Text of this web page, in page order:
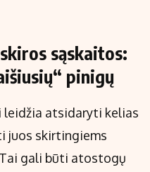
sąskaitos:
pinigų
leidžia atsidaryti kelias
juos skirtingiems
gali būti atostogų